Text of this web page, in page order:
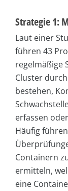
Strategie 1:
Laut einer
führen 43
regelmäßige
Cluster
bestehen,
erfassen
Häufig
Containern
ermitteln,
eine